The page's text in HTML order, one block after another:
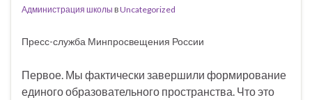
Администрация школы вUncategorized
Пресс-служба Минпросвещения России
Первое. Мы фактически завершили формирование
единого образовательного пространства. Что это